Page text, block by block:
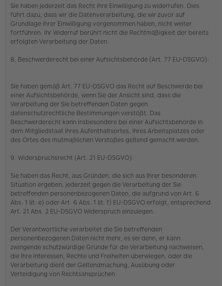
Sie haben jederzeit das Recht ihre Einwilligung zu widerrufen. Dies
führt dazu, dass wir die Datenverarbeitung, die wir zuvor auf
Grundlage ihrer Einwilligung vorgenommen haben, nicht weiter
fortführen. Ihr Widerruf berührt nicht die Rechtmäßigkeit der bereits
erfolgten Verarbeitung der Daten.
8. Beschwerderecht bei einer Aufsichtsbehörde (Art. 77 EU-DSGVO):
Sie haben gemäß Art. 77 EU-DSGVO das Recht auf Beschwerde bei
einer Aufsichtsbehörde, wenn Sie der Ansicht sind, dass die
Verarbeitung der Sie betreffenden Daten gegen
datenschutzrechtliche Bestimmungen verstößt. Das
Beschwerderecht kann insbesondere bei einer Aufsichtsbehörde in
dem Mitgliedstaat Ihres Aufenthaltsortes, Ihres Arbeitsplatzes oder
des Ortes des mutmaßlichen Verstoßes geltend gemacht werden.
9. Widerspruchsrecht (Art. 21 EU-DSGVO):
Sie haben das Recht, aus Gründen, die sich aus Ihrer besonderen
Situation ergeben, jederzeit gegen die Verarbeitung der Sie
betreffenden personenbezogenen Daten, die aufgrund von Art. 6
Abs. 1 lit. e) oder Art. 6 Abs. 1 lit. f) EU-DSGVO erfolgt, entsprechend
Art. 21 Abs. 2 EU-DSGVO Widerspruch einzulegen.
Der Verantwortliche verarbeitet die Sie betreffenden
personenbezogenen Daten nicht mehr, es sei denn, er kann
zwingende schutzwürdige Gründe für die Verarbeitung nachweisen,
die Ihre Interessen, Rechte und Freiheiten überwiegen, oder die
Verarbeitung dient der Geltendmachung, Ausübung oder
Verteidigung von Rechtsansprüchen.